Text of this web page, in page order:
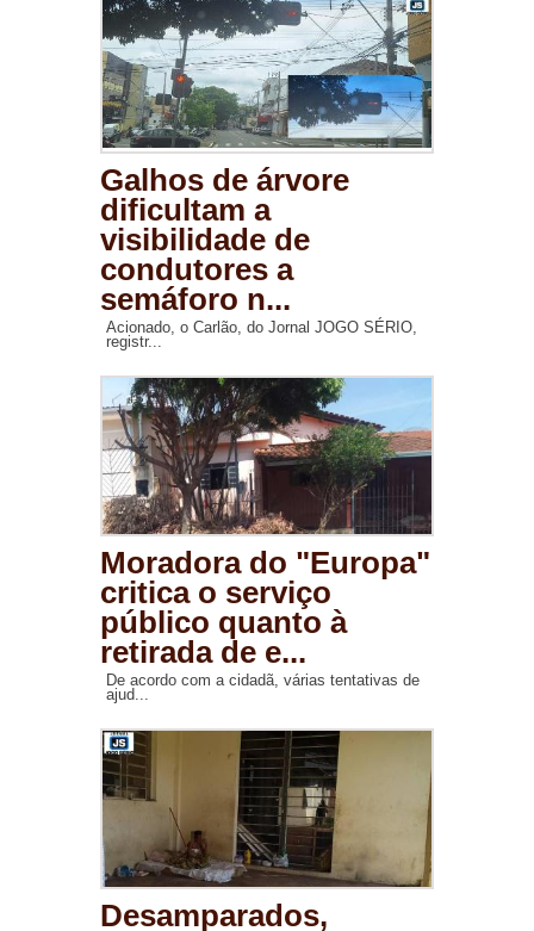
Galhos de árvore
dificultam a
visibilidade de
condutores a
semáforo n...
Acionado, o Carlão, do Jornal JOGO SÉRIO,
registr...
Moradora do "Europa"
critica o serviço
público quanto à
retirada de e...
De acordo com a cidadã, várias tentativas de
ajud...
Desamparados,